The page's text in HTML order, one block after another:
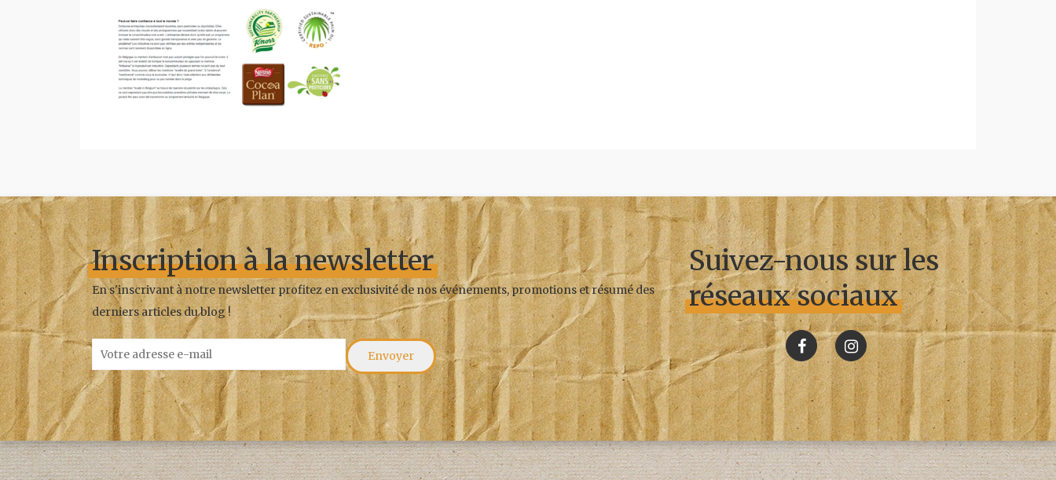
Inscription à la newsletter
En s'inscrivant à notre newsletter profitez en exclusivité de nos événements, promotions et résumé des
derniers articles du blog !
Suivez-nous sur les
réseaux sociaux